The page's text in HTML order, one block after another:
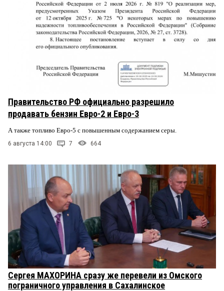
Правительство РФ официально разрешило
продавать бензин Евро-2 и Евро-3
А также топливо Евро-5 с повышенным содержанием серы.
6 августа 14:00 7 664
Сергея МАХОРИНА сразу же перевели из Омского
пограничного управления в Сахалинское